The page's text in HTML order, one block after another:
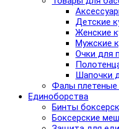
Детские
Женские
Мужские
Очки для
Шапочки
Фалы плетеные
Единоборства
Бинты
Боксерские